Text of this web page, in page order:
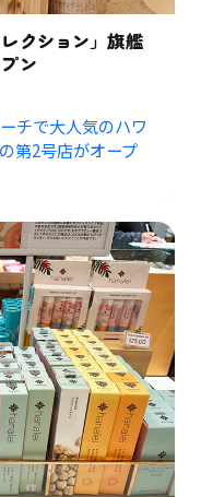
クション」旗艦
ン
チで大人気のハワ
第2号店がオープ